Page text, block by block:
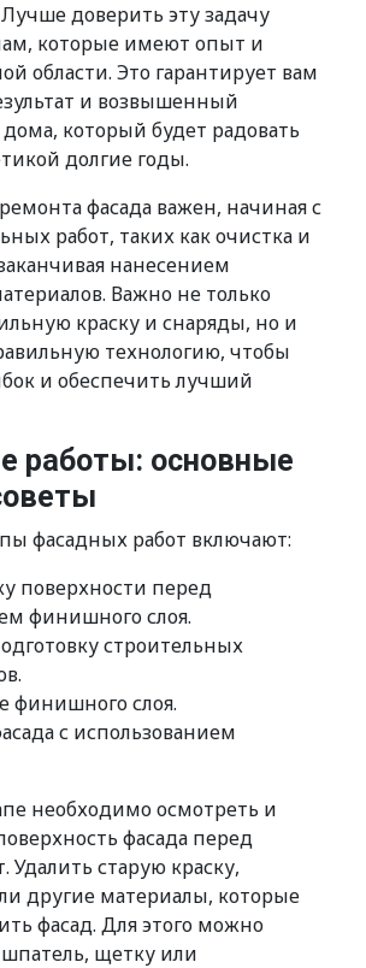
доверить эту задачу
которые имеют опыт и
области. Это гарантирует вам
и возвышенный
который будет радовать
долгие годы.
фасада важен, начиная с
работ, таких как очистка и
нанесением
Важно не только
краску и снаряды, но и
технологию, чтобы
и обеспечить лучший
работы: основные
фасадных работ включают:
поверхности перед
финишного слоя.
строительных
финишного слоя.
с использованием
необходимо осмотреть и
фасада перед
Удалить старую краску,
другие материалы, которые
фасад. Для этого можно
шпатель, щетку или